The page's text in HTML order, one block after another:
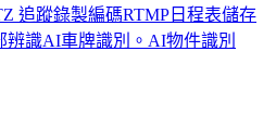
追蹤錄製編碼RTMP 日程表儲存
辨識AI車牌識別。 AI物件識別